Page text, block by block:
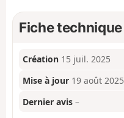
Fiche technique
Création 15 juil. 2025
Mise à jour 19 août 2025
Dernier avis –